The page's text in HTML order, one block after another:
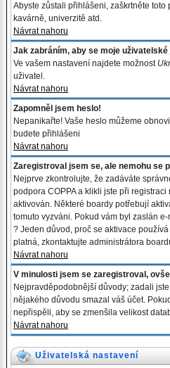
Abyste zůstali přihlášeni, zaškrtněte
kavárně, univerzitě atd.
Návrat nahoru
Jak zabráním, aby se moje
Ve vašem nastavení najdete možnost
uživatel.
Návrat nahoru
Zapomněl jsem heslo!
Nepanikařte! Vaše heslo můžeme
budete přihlášeni
Návrat nahoru
Zaregistroval jsem se, ale nemohu se
Nejprve zkontrolujte, že zadáváte
podpora COPPA a klikli jste při registraci
aktivován. Některé boardy potřebují
tomuto vyzváni. Pokud vám byl zaslán
? Jeden důvod, proč se aktivace
platná, zkontaktujte administrátora
Návrat nahoru
V minulosti jsem se zaregistroval,
Nejpravděpodobnější důvody; zadali
nějakého důvodu smazal váš účet.
nepřispěli, aby se zmenšila velikost
Návrat nahoru
Uživatelská nastavení